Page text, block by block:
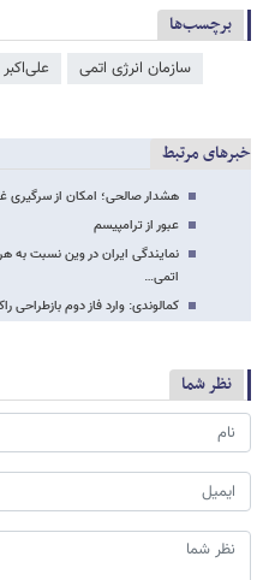
برچسب‌ها
سازمان انرژی اتمی
خبرهای مرتبط
هشدار صالحی؛ امکان از سرگیری غنی سازی ۲۰
عبور از ترامپیسم
نمایندگی ایران در وین نسبت به
اتمی…
کمالوندی: وارد فاز دوم بازطراحی
نظر شما